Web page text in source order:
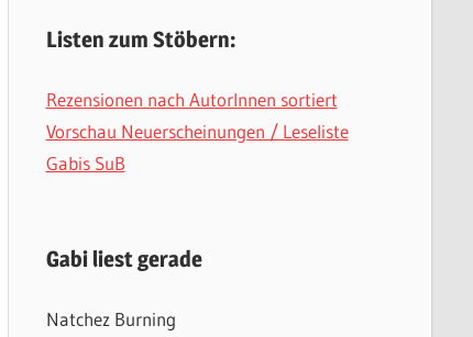
Listen zum Stöbern:
Rezensionen nach AutorInnen sortiert
Vorschau Neuerscheinungen / Leseliste
Gabis SuB
Gabi liest gerade
Natchez Burning